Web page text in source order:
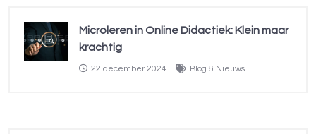
Microleren in Online Didactiek: Klein maar
krachtig
22 december 2024 Blog & Nieuws